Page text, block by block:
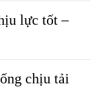
lực tốt –
chịu tải